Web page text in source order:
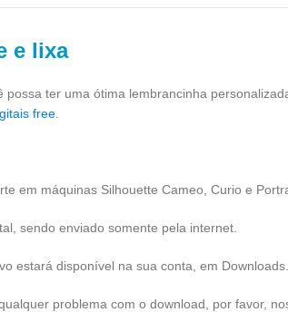
e lixa
ter uma ótima lembrancinha
free
em máquinas Silhouette Cameo, Curio e
sendo enviado somente pela internet.
estará disponível na sua conta, em
problema com o download, por favor,